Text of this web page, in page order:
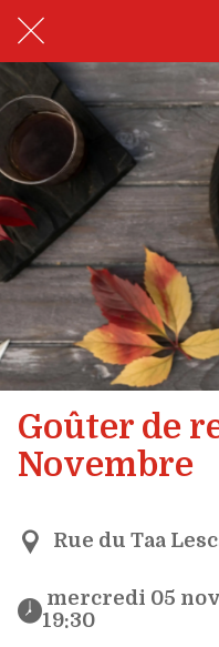
Goûter de
Novembre
Rue du Taa
19:30